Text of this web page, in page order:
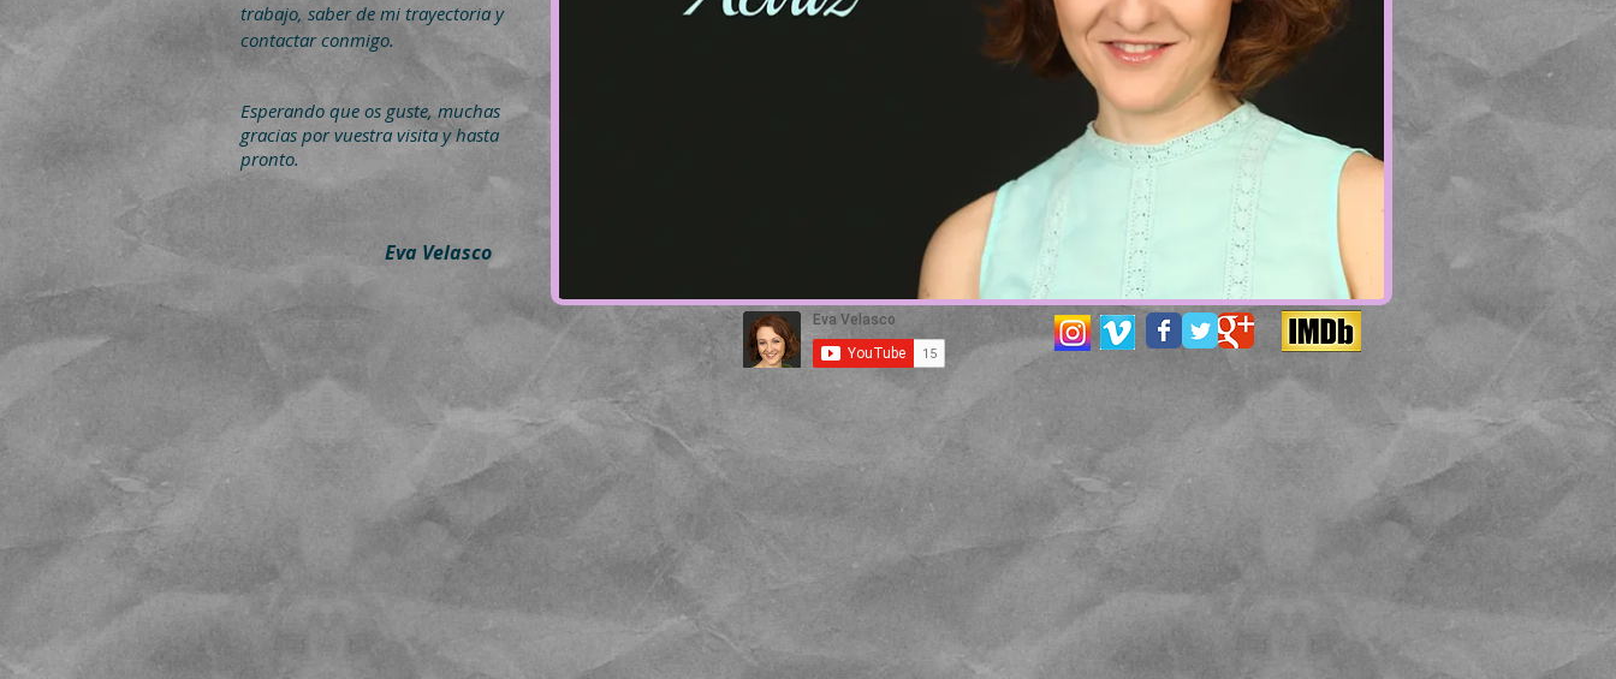
trabajo, saber de mi trayectoria y
contactar conmigo.
Esperando que os guste, muchas
gracias por vuestra visita y hasta
pronto.
Eva Velasco